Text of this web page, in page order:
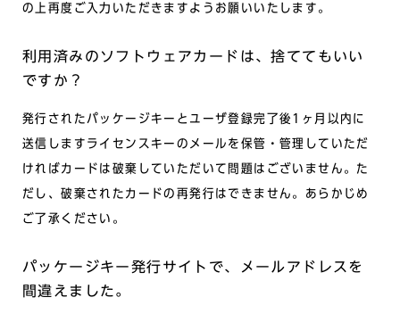
の上再度ご入力いただきますようお願いいたします。
利用済みのソフトウェアカードは、捨ててもいい
ですか？
発行されたパッケージキーとユーザ登録完了後1ヶ月以内に
送信しますライセンスキーのメールを保管・管理していただ
ければカードは破棄していただいて問題はございません。た
だし、破棄されたカードの再発行はできません。あらかじめ
ご了承ください。
パッケージキー発行サイトで、メールアドレスを
間違えました。